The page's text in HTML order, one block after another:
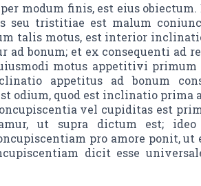
modum finis, est eius obiectum.
seu tristitiae est malum
talis motus, est interior
ad bonum; et ex consequenti ad
motus appetitivi
appetitus ad bonum
odium, quod est inclinatio prima
vel cupiditas est
ut supra dictum est; ideo
pro amore ponit, ut
dicit esse